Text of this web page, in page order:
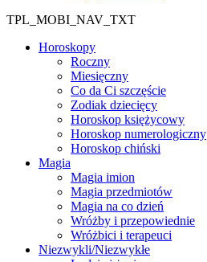
TPL_MOBI_NAV_TXT
Horoskopy
Roczny
Miesięczny
Co da Ci szczęście
Zodiak dziecięcy
Horoskop księżycowy
Horoskop numerologiczny
Horoskop chiński
Magia
Magia imion
Magia przedmiotów
Magia na co dzień
Wróżby i przepowiednie
Wróżbici i terapeuci
Niezwykli/Niezwykłe